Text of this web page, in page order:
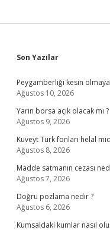
Sidebar
Son Yazılar
Peygamberliği kesin
Ağustos 10, 2026
Yarın borsa açık olacak mı ?
Ağustos 9, 2026
Kuveyt Türk fonları helal
Ağustos 8, 2026
Madde satmanın cezası
Ağustos 7, 2026
Doğru pozlama nedir ?
Ağustos 6, 2026
Kumsaldaki kumlar nasıl